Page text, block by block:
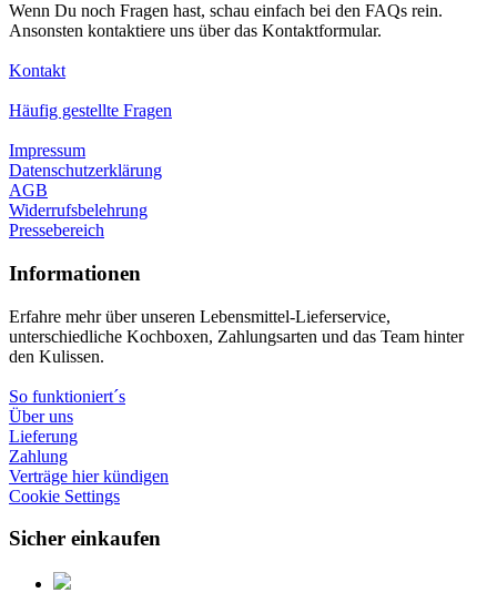
Wenn Du noch Fragen hast, schau einfach bei den FAQs rein.
Ansonsten kontaktiere uns über das Kontaktformular.
Kontakt
Häufig gestellte Fragen
Impressum
Datenschutzerklärung
AGB
Widerrufsbelehrung
Pressebereich
Informationen
Erfahre mehr über unseren Lebensmittel-Lieferservice,
unterschiedliche Kochboxen, Zahlungsarten und das Team hinter
den Kulissen.
So funktioniert´s
Über uns
Lieferung
Zahlung
Verträge hier kündigen
Cookie Settings
Sicher einkaufen